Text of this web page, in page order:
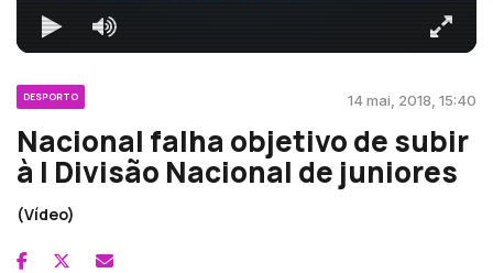
DESPORTO 14 mai, 2018, 15:40
Nacional falha objetivo de subir
à I Divisão Nacional de juniores
(Vídeo)